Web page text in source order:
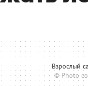
Взрослый
© Photo